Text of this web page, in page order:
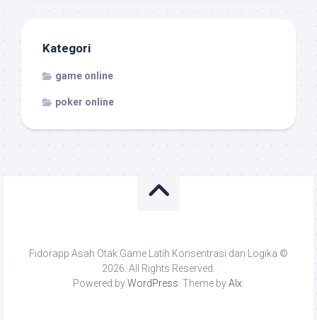
Kategori
game online
poker online
Fidorapp Asah Otak Game Latih Konsentrasi dan Logika ©
2026. All Rights Reserved.
Powered byWordPress. Theme byAlx.